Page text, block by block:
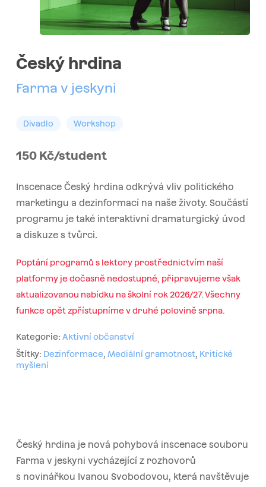
Český hrdina
Farma v jeskyni
Divadlo Workshop
150 Kč/student
Inscenace Český hrdina odkrývá vliv politického
marketingu a dezinformací na naše životy. Součástí
programu je také interaktivní dramaturgický úvod
a diskuze s tvůrci.
Poptání programů s lektory prostřednictvím naší
platformy je dočasně nedostupné, připravujeme však
aktualizovanou nabídku na školní rok 2026/27. Všechny
funkce opět zpřístupníme v druhé polovině srpna.
Kategorie: Aktivní občanství
Štítky: Dezinformace, Mediální gramotnost, Kritické
myšlení
Český hrdina je nová pohybová inscenace souboru
Farma v jeskyni vycházející z rozhovorů
s novinářkou Ivanou Svobodovou, která navštěvuje